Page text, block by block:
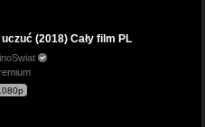
uczuć (2018) Cały film PL